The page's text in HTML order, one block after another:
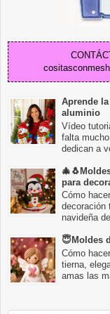
Aprende
aluminio
Vídeo
falta
dedican a
para
Cómo
decoración
navideña
😇Moldes
Cómo
tierna,
amas las